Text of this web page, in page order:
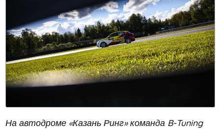
На автодроме «Казань Ринг» команда B-Tuning